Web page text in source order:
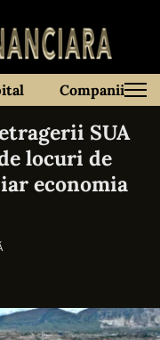
Companii
SUA
locuri de
economia